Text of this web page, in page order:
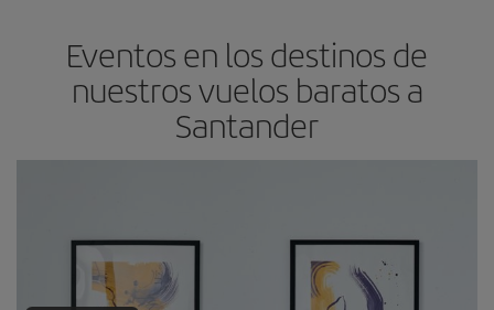
Eventos en los destinos de
nuestros vuelos baratos a
Santander